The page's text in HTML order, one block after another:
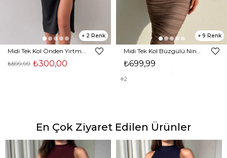
2
₺300,00
₺599,99
9
₺699,99
2
En Çok Ziyaret Edilen Ürünler